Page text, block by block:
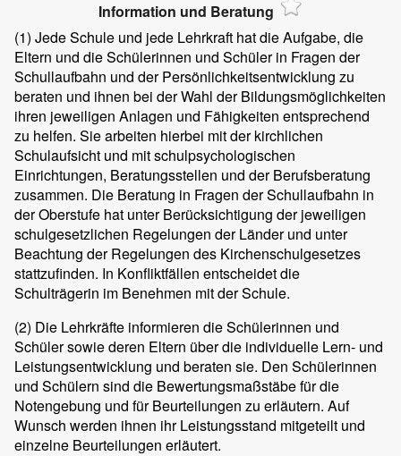
Information und Beratung
(1) Jede Schule und jede Lehrkraft hat die Aufgabe, die
Eltern und die Schülerinnen und Schüler in Fragen der
Schullaufbahn und der Persönlichkeitsentwicklung zu
beraten und ihnen bei der Wahl der Bildungsmöglichkeiten
ihren jeweiligen Anlagen und Fähigkeiten entsprechend
zu helfen. Sie arbeiten hierbei mit der kirchlichen
Schulaufsicht und mit schulpsychologischen
Einrichtungen, Beratungsstellen und der Berufsberatung
zusammen. Die Beratung in Fragen der Schullaufbahn in
der Oberstufe hat unter Berücksichtigung der jeweiligen
schulgesetzlichen Regelungen der Länder und unter
Beachtung der Regelungen des Kirchenschulgesetzes
stattzufinden. In Konfliktfällen entscheidet die
Schulträgerin im Benehmen mit der Schule.
(2) Die Lehrkräfte informieren die Schülerinnen und
Schüler sowie deren Eltern über die individuelle Lern- und
Leistungsentwicklung und beraten sie. Den Schülerinnen
und Schülern sind die Bewertungsmaßstäbe für die
Notengebung und für Beurteilungen zu erläutern. Auf
Wunsch werden ihnen ihr Leistungsstand mitgeteilt und
einzelne Beurteilungen erläutert.